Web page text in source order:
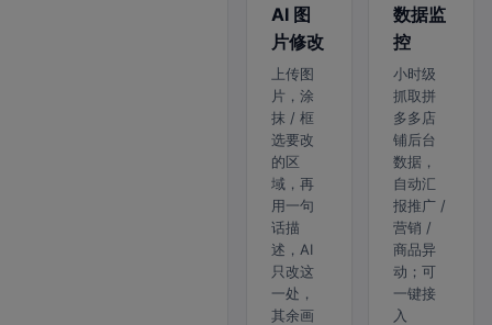
AI 图
片修改
上传图
片，涂
抹 / 框
选要改
的区
域，再
用一句
话描
述，AI
只改这
一处，
其余画
数据监
控
小时级
抓取拼
多多店
铺后台
数据，
自动汇
报推广 /
营销 /
商品异
动；可
一键接
入